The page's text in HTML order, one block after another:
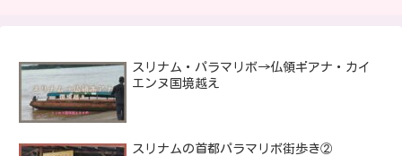
スリナム・パラマリボ→仏領ギアナ・カイ
エンヌ国境越え
スリナムの首都パラマリボ街歩き②